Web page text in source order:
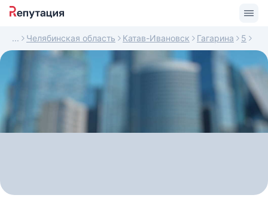
Челябинская область Катав-Ивановск Гагарина 5